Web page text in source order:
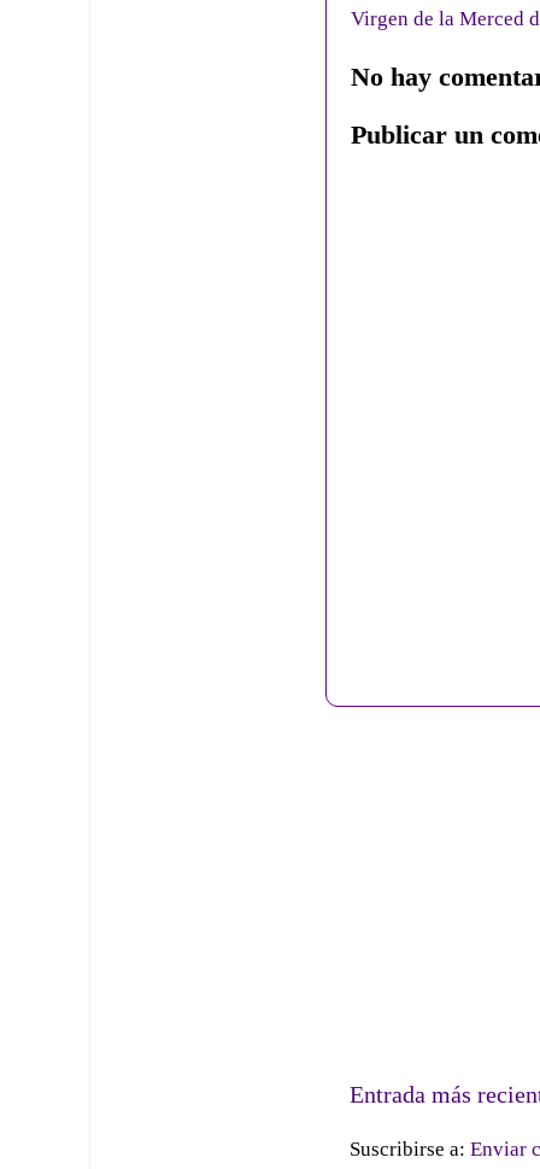
Virgen de la Merced
No hay
Publicar un
Entrada más
Suscribirse a: Enviar